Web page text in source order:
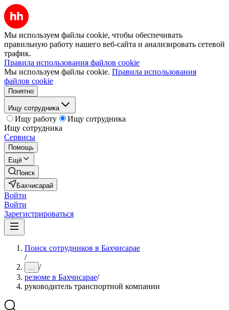
Мы используем файлы cookie, чтобы обеспечивать
правильную работу нашего веб-сайта и анализировать сетевой
трафик.
Правила использования файлов cookie
Мы используем файлы cookie. Правила использования
файлов cookie
Понятно
Ищу сотрудника
Ищу работу
Ищу сотрудника
Ищу сотрудника
Сервисы
Помощь
Ещё
Поиск
Бахчисарай
Войти
Войти
Зарегистрироваться
Поиск сотрудников в Бахчисарае
/
... /
резюме в Бахчисарае/
руководитель транспортной компании